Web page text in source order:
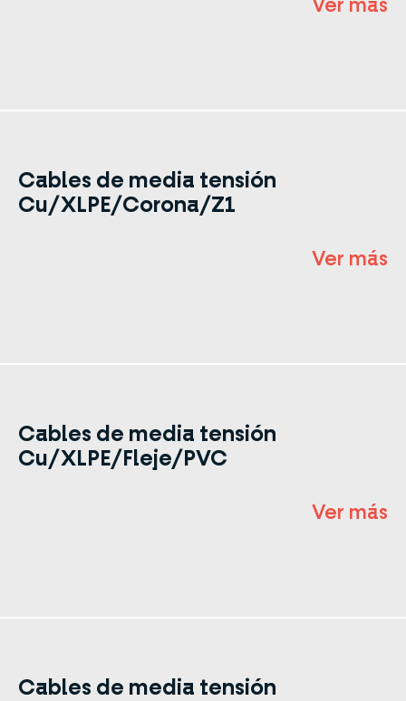
Ver más
Cables de media tensión
Cu/XLPE/Corona/Z1
Ver más
Cables de media tensión
Cu/XLPE/Fleje/PVC
Ver más
Cables de media tensión